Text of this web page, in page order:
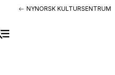
NYNORSK KULTURSENTRUM